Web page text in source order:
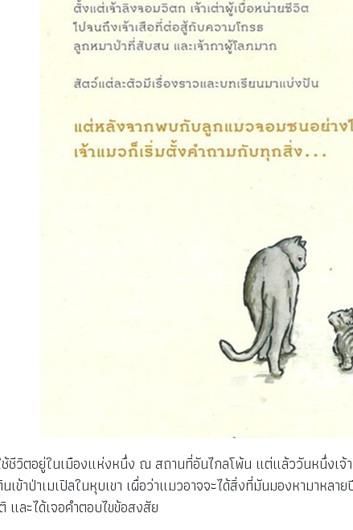
ช้ชีวิตอยู่ในเมืองแห่งหนึ่ง ณ สถานที่อันไกลโพ้น แต่แล้ววันหนึ่งเ
เข้าป่าเมเปิลในหุบเขา เผื่อว่าแมวอาจจะได้สิ่งที่มันมองหามาหล
ละได้เจอคำตอบไขข้อสงสัย